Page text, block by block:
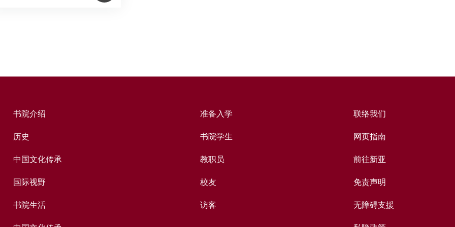
书院介绍
历史
中国文化传承
国际视野
书院生活
准备入学
书院学生
教职员
校友
访客
联络我们
网页指南
前往新亚
免责声明
无障碍支援